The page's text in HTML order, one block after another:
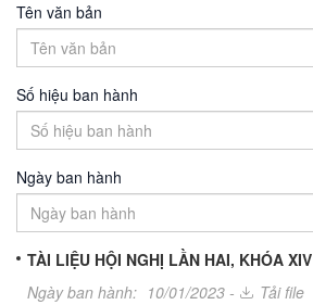
Tên văn bản
Số hiệu ban hành
Ngày ban hành
TÀI LIỆU HỘI NGHỊ LẦN HAI, KHÓA XIV
Ngày ban hành: 10/01/2023 - Tải file